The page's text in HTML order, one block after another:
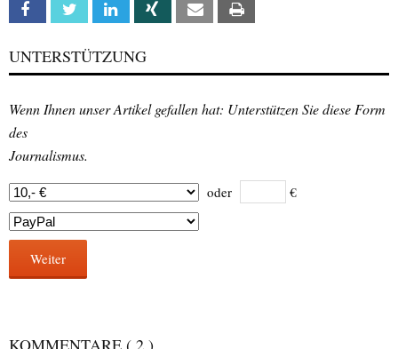
Facebook Twitter Linkedin Xing Email
UNTERSTÜTZUNG
Wenn Ihnen unser Artikel gefallen hat: Unterstützen Sie diese Form
des
Journalismus.
oder €
Weiter
KOMMENTARE ( 2 )